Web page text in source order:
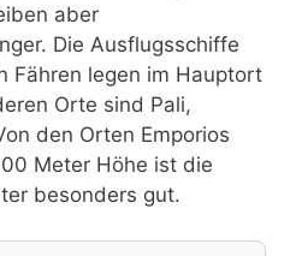
aber
Die Ausflugsschiffe
Fähren legen im Hauptort
Orte sind Pali,
den Orten Emporios
Meter Höhe ist die
besonders gut.